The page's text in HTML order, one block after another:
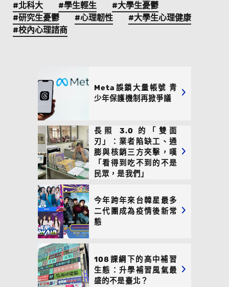
#北科大 #學生輕生
#大學生憂鬱
#研究生憂鬱
#心理韌性
#大學生心理健康
#校內心理諮商
Meta誤鎖大量帳號 青
少年保護機制再掀爭議
長照 3.0 的「雙面
刃」：業者陷缺工、通
膨與核銷三方夾擊，嘆
「看得到吃不到的不是
民眾，是我們」
今年跨年來台韓星最多
二代團成為疫情後新常
態
108課綱下的高中補習
生態：升學補習風氣最
盛的不是臺北？